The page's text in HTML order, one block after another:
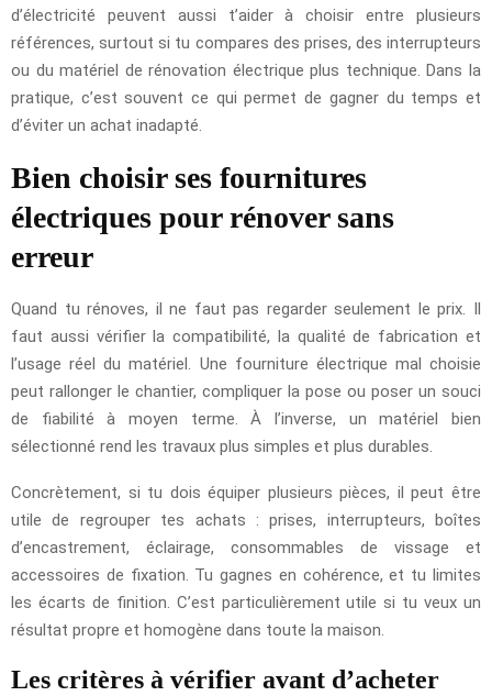
d’électricité peuvent aussi t’aider à choisir entre plusieurs
références, surtout si tu compares des prises, des interrupteurs
ou du matériel de rénovation électrique plus technique. Dans la
pratique, c’est souvent ce qui permet de gagner du temps et
d’éviter un achat inadapté.
Bien choisir ses fournitures
électriques pour rénover sans
erreur
Quand tu rénoves, il ne faut pas regarder seulement le prix. Il
faut aussi vérifier la compatibilité, la qualité de fabrication et
l’usage réel du matériel. Une fourniture électrique mal choisie
peut rallonger le chantier, compliquer la pose ou poser un souci
de fiabilité à moyen terme. À l’inverse, un matériel bien
sélectionné rend les travaux plus simples et plus durables.
Concrètement, si tu dois équiper plusieurs pièces, il peut être
utile de regrouper tes achats : prises, interrupteurs, boîtes
d’encastrement, éclairage, consommables de vissage et
accessoires de fixation. Tu gagnes en cohérence, et tu limites
les écarts de finition. C’est particulièrement utile si tu veux un
résultat propre et homogène dans toute la maison.
Les critères à vérifier avant d’acheter